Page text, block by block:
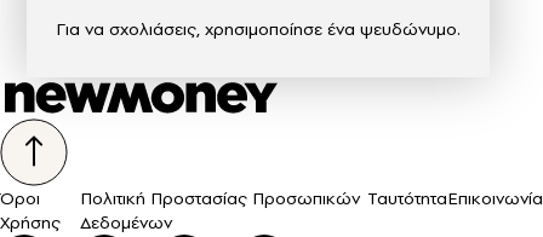
Για να σχολιάσεις, χρησιμοποίησε ένα ψευδώνυμο.
Όροι
Χρήσης
Πολιτική Προστασίας Προσωπικών
Δεδομένων
ΤαυτότηταΕπικοινωνία